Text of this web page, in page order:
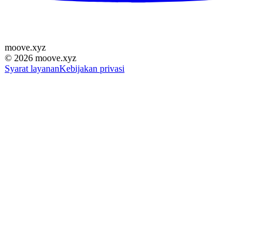
moove.xyz
© 2026 moove.xyz
Syarat layananKebijakan privasi